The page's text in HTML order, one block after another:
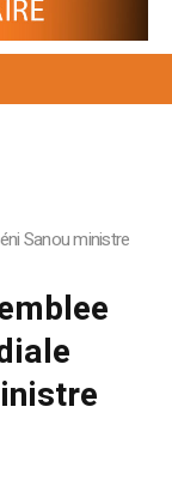
Sanou ministre